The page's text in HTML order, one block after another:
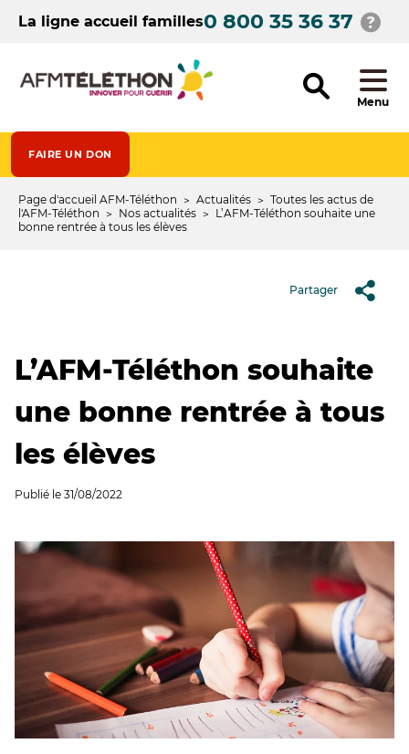
contenuLa ligne accueil familles0 800 35 36 37
Menu
FAIRE UN DON
Fil
d'Ariane
Page d'accueil AFM-Téléthon Actualités
Toutes les actus de
l'AFM-Téléthon
Nos actualités
L’AFM-Téléthon souhaite une
bonne rentrée à tous les élèves
Partager
L’AFM-Téléthon souhaite
une bonne rentrée à tous
les élèves
Publié le 31/08/2022